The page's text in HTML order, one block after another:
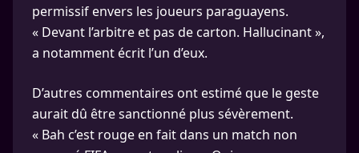
permissif envers les joueurs paraguayens.
« Devant l’arbitre et pas de carton. Hallucinant »,
a notamment écrit l’un d’eux.
D’autres commentaires ont estimé que le geste
aurait dû être sanctionné plus sévèrement.
« Bah c’est rouge en fait dans un match non